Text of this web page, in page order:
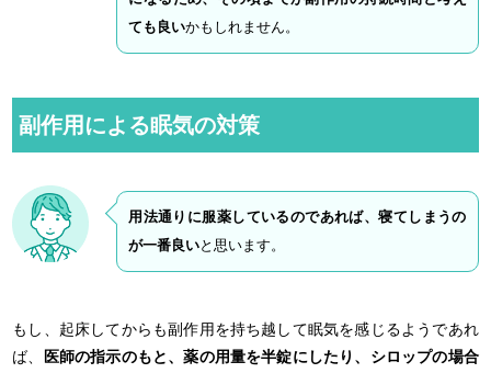
ても良いかもしれません。
副作用による眠気の対策
用法通りに服薬しているのであれば、寝てしまうの
が一番良いと思います。
もし、起床してからも副作用を持ち越して眠気を感じるようであれ
ば、 医師の指示のもと、薬の用量を半錠にしたり、シロップの場合